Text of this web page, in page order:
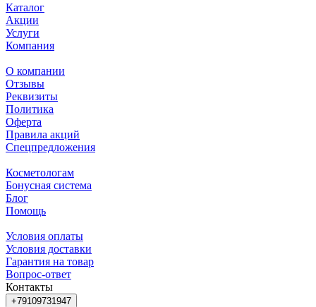
Каталог
Акции
Услуги
Компания
О компании
Отзывы
Реквизиты
Политика
Оферта
Правила акций
Спецпредложения
Косметологам
Бонусная система
Блог
Помощь
Условия оплаты
Условия доставки
Гарантия на товар
Вопрос-ответ
Контакты
+79109731947